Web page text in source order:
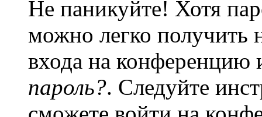
Не паникуйте! Хотя
можно легко получить
входа на
пароль?. Следуйте